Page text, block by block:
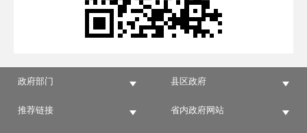
政府部门 县区政府
推荐链接 省内政府网站